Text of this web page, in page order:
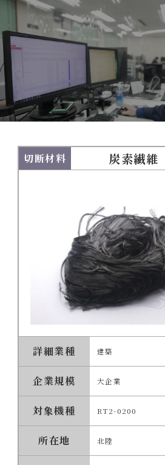
切断材料 炭素繊維
詳細業種 建築
企業規模 大企業
対象機種 RT2-0200
所在地 北陸